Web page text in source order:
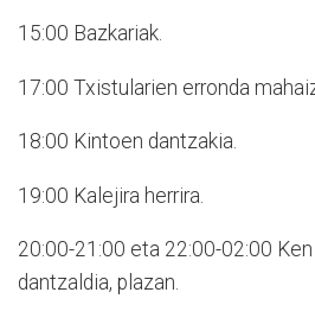
15:00 Bazkariak.
17:00 Txistularien erronda
18:00 Kintoen dantzakia.
19:00 Kalejira herrira.
20:00-21:00 eta 22:00-02:00
dantzaldia, plazan.